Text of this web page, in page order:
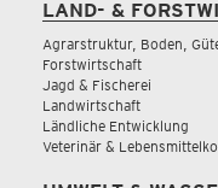
LAND- &
Agrarstruktur, Boden,
Forstwirtschaft
Jagd & Fischerei
Landwirtschaft
Ländliche Entwicklung
Veterinär &